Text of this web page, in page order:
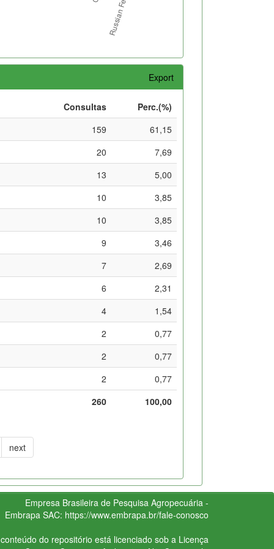
Export
Consultas
Perc.(%)
159
61,15
20
7,69
13
5,00
10
3,85
10
3,85
9
3,46
7
2,69
6
2,31
4
1,54
2
0,77
2
0,77
2
0,77
260
100,00
next
Empresa Brasileira de Pesquisa Agropecuária -
Embrapa SAC: https://www.embrapa.br/fale-conosco
do repositório está licenciado sob a Licença